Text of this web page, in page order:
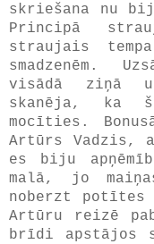
skriešana nu
Principā
straujais
smadzenēm.
visādā ziņā
skanēja, ka
mocīties.
Artūrs Vadzis,
es biju
malā, jo
noberzt potītes
Artūru reizē
brīdi apstājos